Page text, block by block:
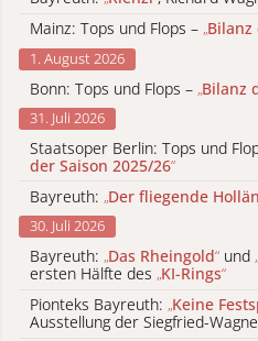
Mainz: Tops und Flops – „Bilanz
1. August 2026
Bonn: Tops und Flops – „Bilanz
31. Juli 2026
Staatsoper Berlin: Tops und
der Saison 2025/26“
Bayreuth: „Der fliegende
30. Juli 2026
Bayreuth: „Das Rheingold“ und „
ersten Hälfte des „KI-Rings“
Pionteks Bayreuth: „Keine
Ausstellung der Siegfried-